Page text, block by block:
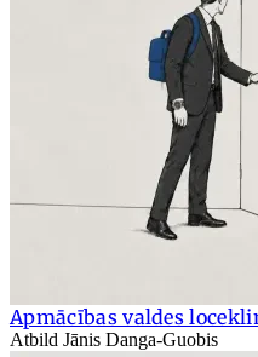
Apmācības valdes
Atbild Jānis Danga-Guobis